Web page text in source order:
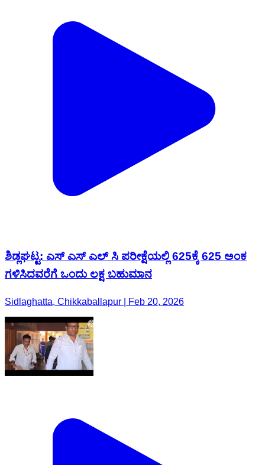
ಶಿಡ್ಲಘಟ್ಟ: ಎಸ್ ಎಸ್ ಎಲ್ ಸಿ ಪರೀಕ್ಷೆಯಲ್ಲಿ 625ಕ್ಕೆ 625 ಅಂಕ
ಗಳಿಸಿದವರೆಗೆ ಒಂದು ಲಕ್ಷ ಬಹುಮಾನ
Sidlaghatta, Chikkaballapur | Feb 20, 2026